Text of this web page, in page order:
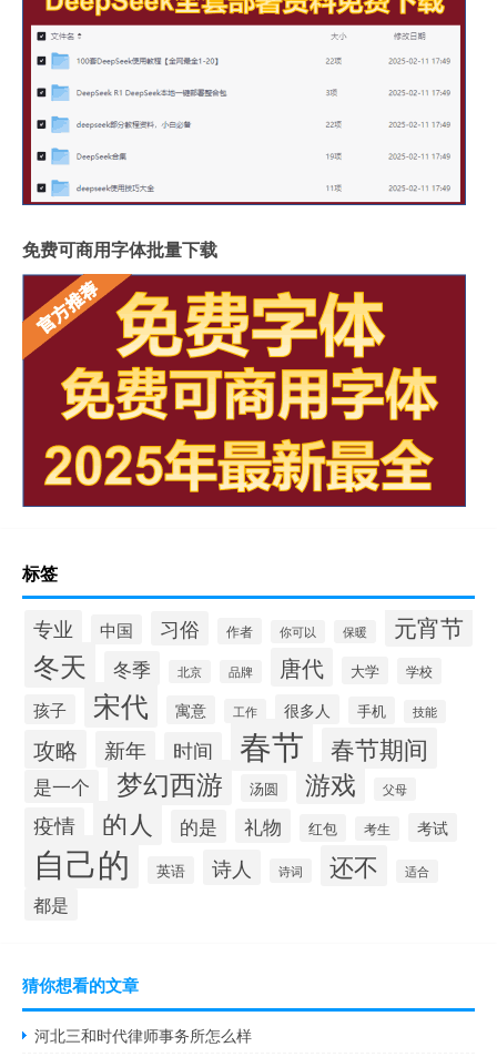
免费可商用字体批量下载
标签
专业 中国 习俗 作者 你可以 保暖 元宵节
冬天 冬季 北京 品牌 唐代 大学 学校
孩子 宋代 寓意 工作 很多人 手机 技能
攻略 新年 时间 春节 春节期间
是一个 梦幻西游 汤圆 游戏 父母
疫情 的人 的是 礼物 红包 考生 考试
自己的 英语 诗人 诗词 还不 适合
都是
猜你想看的文章
河北三和时代律师事务所怎么样